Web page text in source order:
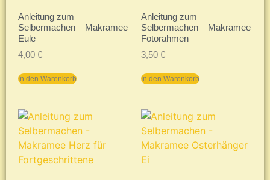
Anleitung zum
Selbermachen – Makramee
Eule
4,00 €
In den Warenkorb
Anleitung zum
Selbermachen – Makramee
Fotorahmen
3,50 €
In den Warenkorb